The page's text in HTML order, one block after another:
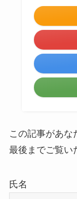
この記事があな
最後までご覧い
氏名